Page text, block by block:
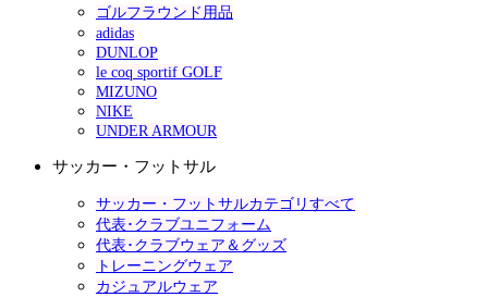
ゴルフラウンド用品
adidas
DUNLOP
le coq sportif GOLF
MIZUNO
NIKE
UNDER ARMOUR
サッカー・フットサル
サッカー・フットサルカテゴリすべて
代表･クラブユニフォーム
代表･クラブウェア＆グッズ
トレーニングウェア
カジュアルウェア